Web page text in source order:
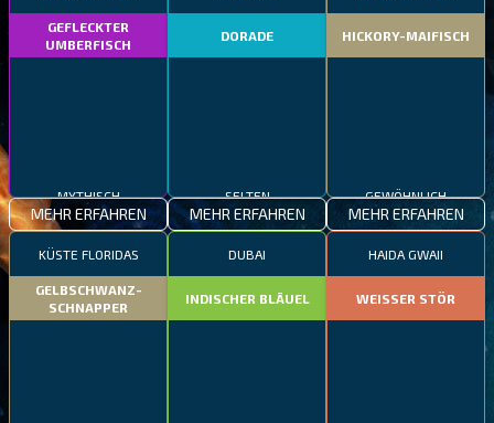
GEFLECKTER
UMBERFISCH
MEHR ERFAHREN
DORADE
SELTEN
MEHR ERFAHREN
HICKORY-MAIFISCH
GEWÖHNLICH
MEHR ERFAHREN
KÜSTE FLORIDAS
GELBSCHWANZ-
SCHNAPPER
DUBAI
INDISCHER BLÄUEL
HAIDA GWAII
WEISSER STÖR